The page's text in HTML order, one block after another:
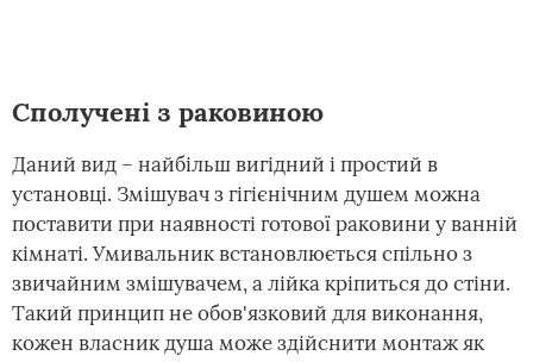
Сполучені з раковиною
Даний вид – найбільш вигідний і простий в
установці. Змішувач з гігієнічним душем можна
поставити при наявності готової раковини у ванній
кімнаті. Умивальник встановлюється спільно з
звичайним змішувачем, а лійка кріпиться до стіни.
Такий принцип не обов'язковий для виконання,
кожен власник душа може здійснити монтаж як